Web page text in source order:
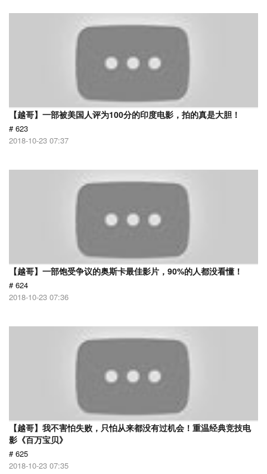
【越哥】一部被美国人评为100分的印度电影，拍的真是大胆！
# 623
2018-10-23 07:37
【越哥】一部饱受争议的奥斯卡最佳影片，90%的人都没看懂！
# 624
2018-10-23 07:36
【越哥】我不害怕失败，只怕从来都没有过机会！重温经典竞技电
影《百万宝贝》
# 625
2018-10-23 07:35